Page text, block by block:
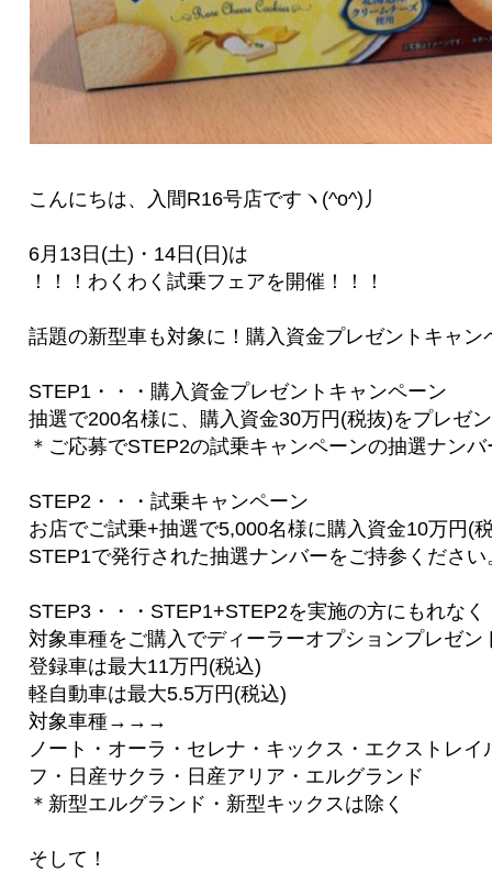
こんにちは、入間R16号店ですヽ(^o^)丿
6月13日(土)・14日(日)は
！！！わくわく試乗フェアを開催！！！
話題の新型車も対象に！購入資金プレゼントキャン
STEP1・・・購入資金プレゼントキャンペーン
抽選で200名様に、購入資金30万円(税抜)をプレゼ
＊ご応募でSTEP2の試乗キャンペーンの抽選ナン
STEP2・・・試乗キャンペーン
お店でご試乗+抽選で5,000名様に購入資金10万円(
STEP1で発行された抽選ナンバーをご持参ください
STEP3・・・STEP1+STEP2を実施の方にもれなく
対象車種をご購入でディーラーオプションプレゼン
登録車は最大11万円(税込)
軽自動車は最大5.5万円(税込)
対象車種→→→
ノート・オーラ・セレナ・キックス・エクストレ
フ・日産サクラ・日産アリア・エルグランド
＊新型エルグランド・新型キックスは除く
そして！